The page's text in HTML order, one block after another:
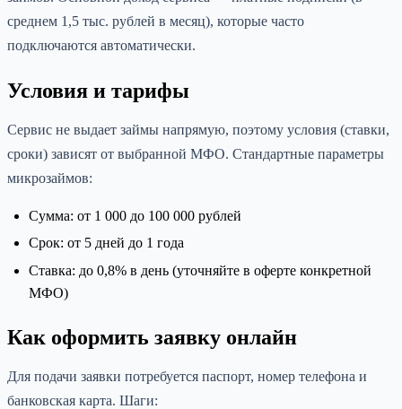
среднем 1,5 тыс. рублей в месяц), которые часто
подключаются автоматически.
Условия и тарифы
Сервис не выдает займы напрямую, поэтому условия (ставки,
сроки) зависят от выбранной МФО. Стандартные параметры
микрозаймов:
Сумма: от 1 000 до 100 000 рублей
Срок: от 5 дней до 1 года
Ставка: до 0,8% в день (уточняйте в оферте конкретной
МФО)
Как оформить заявку онлайн
Для подачи заявки потребуется паспорт, номер телефона и
банковская карта. Шаги: